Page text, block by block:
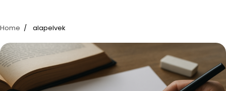
Home alapelvek